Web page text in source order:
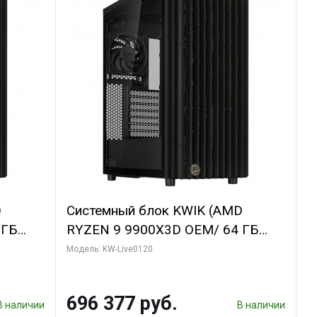
наличии
Системный блок KWIK (AMD
RYZEN 9 9900X3D OEM/ 64 ГБ
ОЗУ/ Afox RTX4090 24GB GDDR6X
Модель: KW-Live0120
696 377 руб. В наличии